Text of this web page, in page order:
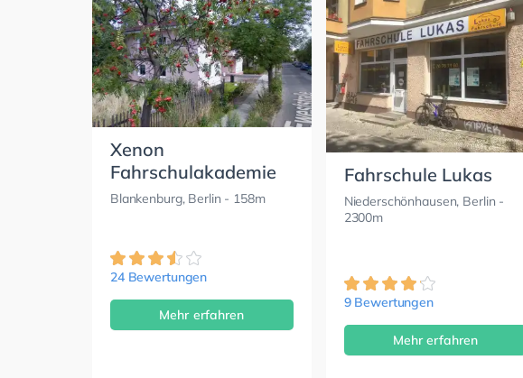
Xenon
Fahrschulakademie
Blankenburg, Berlin - 158m
24 Bewertungen
Mehr erfahren
Fahrschule Lukas
Niederschönhausen, Berlin -
2300m
9 Bewertungen
Mehr erfahren